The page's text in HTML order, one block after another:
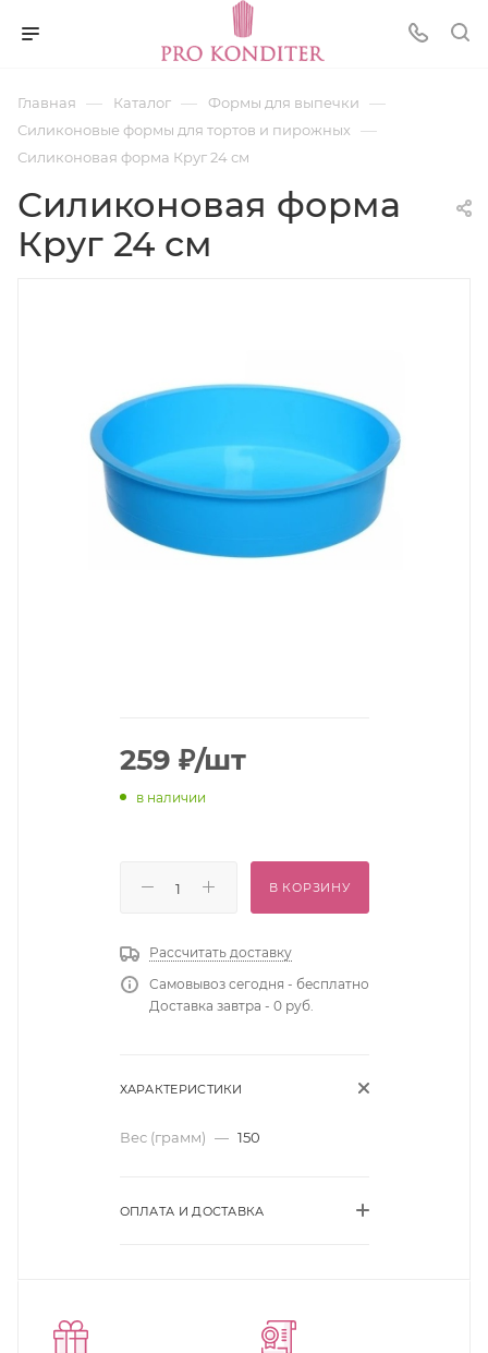
Главная — Каталог — Формы для выпечки —
Силиконовые формы для тортов и пирожных —
Силиконовая форма Круг 24 см
Силиконовая форма
Круг 24 см
259 ₽/шт
в наличии
В КОРЗИНУ
Рассчитать доставку
Самовывоз сегодня - бесплатно
Доставка завтра - 0 руб.
ХАРАКТЕРИСТИКИ
Вес (грамм) — 150
ОПЛАТА И ДОСТАВКА